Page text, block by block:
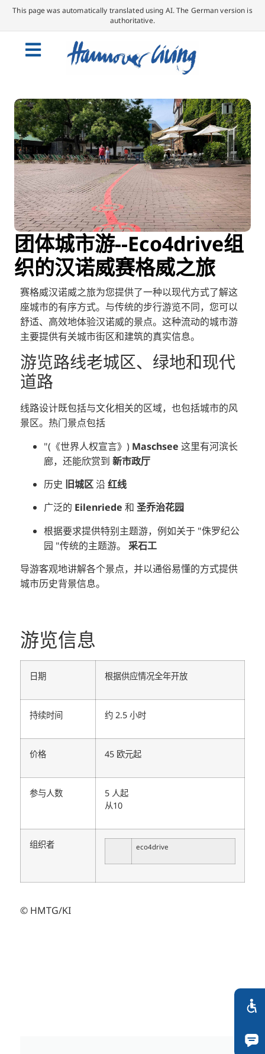
This page was automatically translated using AI. The German version is
authoritative.
团体城市游--Eco4drive组
织的汉诺威赛格威之旅
赛格威汉诺威之旅为您提供了一种以现代方式了解这
座城市的有序方式。与传统的步行游览不同，您可以
舒适、高效地体验汉诺威的景点。这种流动的城市游
主要提供有关城市街区和建筑的真实信息。
游览路线老城区、绿地和现代
道路
线路设计既包括与文化相关的区域，也包括城市的风
景区。热门景点包括
"(《世界人权宣言》) Maschsee 这里有河滨长
廊，还能欣赏到 新市政厅
历史 旧城区沿红线
广泛的 Eilenriede 和 圣乔治花园
根据要求提供特别主题游，例如关于 "侏罗纪公
园 "传统的主题游。 采石工
导游客观地讲解各个景点，并以通俗易懂的方式提供
城市历史背景信息。
游览信息
日期 根据供应情况全年开放
持续时间 约 2.5 小时
价格 45 欧元起
参与人数
5 人起
从10
组织者 eco4drive
© HMTG/KI